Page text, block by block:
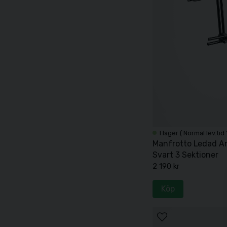
I lager ( Normal lev.tid
Manfrotto Ledad
Svart 3 Sektioner
2 190 kr
Köp